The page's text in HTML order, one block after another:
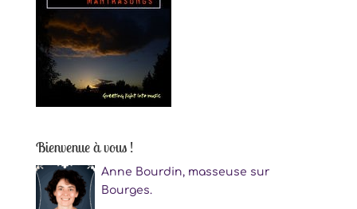
Bienvenue à vous !
Anne Bourdin, masseuse sur
Bourges.